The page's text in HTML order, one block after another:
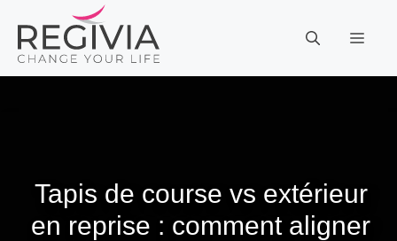
contenu
Tapis de course vs extérieur
en reprise : comment aligner